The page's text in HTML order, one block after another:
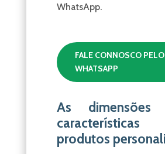
WhatsApp.
FALE CONNOSCO PELO
WHATSAPP
As
produtos